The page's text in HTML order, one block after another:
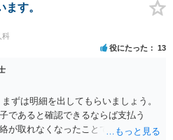
す。
科
役にたった 13
ずは明細を出してもらいましょう。
であると確認できるならば支払う
が取れなくなったことで不信感もあ